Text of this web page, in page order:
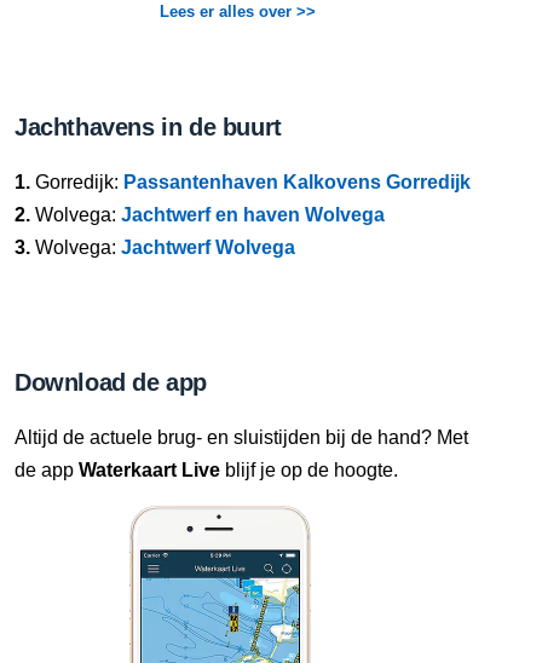
Lees er alles over >>
Jachthavens in de buurt
1. Gorredijk: Passantenhaven Kalkovens Gorredijk
2. Wolvega: Jachtwerf en haven Wolvega
3. Wolvega: Jachtwerf Wolvega
Download de app
Altijd de actuele brug- en sluistijden bij de hand? Met
de app Waterkaart Live blijf je op de hoogte.